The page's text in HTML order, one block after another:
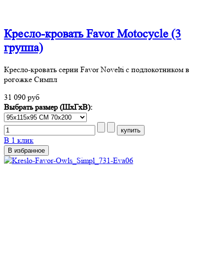
Кресло-кровать Favor Motocycle (3
группа)
Кресло-кровать серии Favor Novelti с подлокотником в
рогожке Симпл
31 090 руб
Выбрать размер (ШхГхВ):
В 1 клик
В избранное